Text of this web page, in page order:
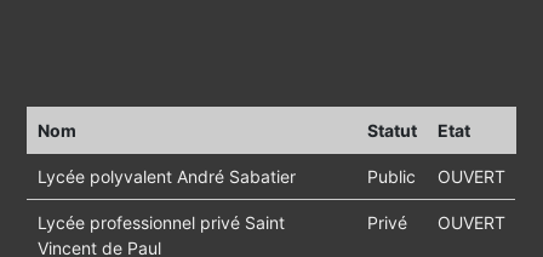
Nom Statut Etat
Lycée polyvalent André Sabatier Public OUVERT
Lycée professionnel privé Saint
Vincent de Paul
Privé OUVERT